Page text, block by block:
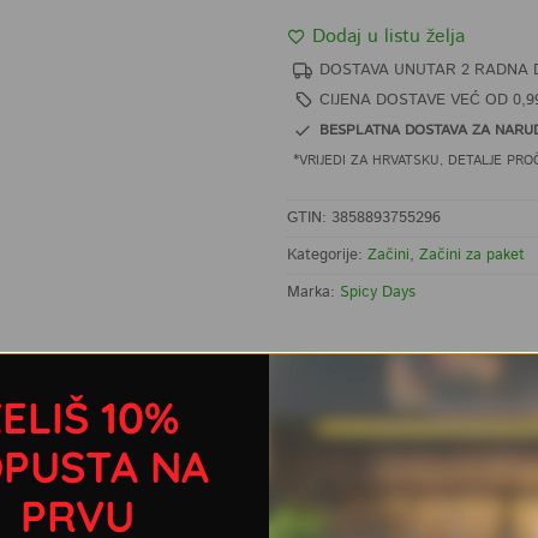
Dodaj u listu želja
DOSTAVA UNUTAR 2 RADNA
CIJENA DOSTAVE VEĆ OD
BESPLATNA DOSTAVA ZA
*VRIJEDI ZA HRVATSKU, DETALJE
GTIN: 3858893755296
Kategorije: Začini, Začini za paket
Marka: Spicy Days
OVIM PROIZVODOM
koji okusom podsjeća na kombinaciju cimeta, klinčića i
od bundeve.
10%
NA
PRVU